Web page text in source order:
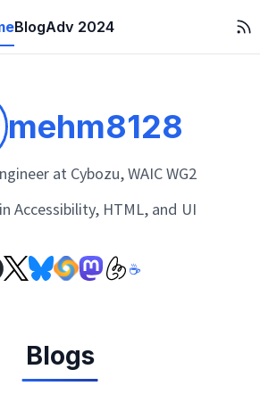
BlogAdv 2024
mehm8128
at Cybozu, WAIC WG2
Accessibility, HTML, and UI
☕
Blogs